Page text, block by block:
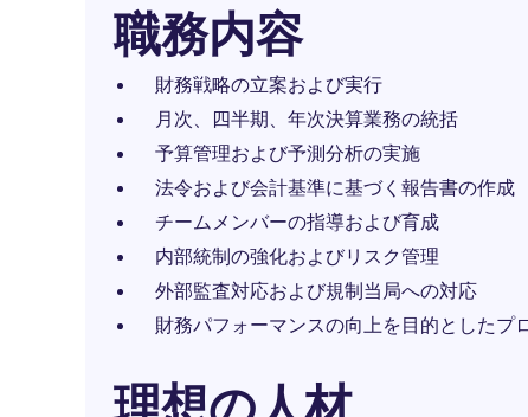
職務内容
財務戦略の立案および実行
月次、四半期、年次決算業務の統括
予算管理および予測分析の実施
法令および会計基準に基づく報告書の作成
チームメンバーの指導および育成
内部統制の強化およびリスク管理
外部監査対応および規制当局への対応
財務パフォーマンスの向上を目的としたプ